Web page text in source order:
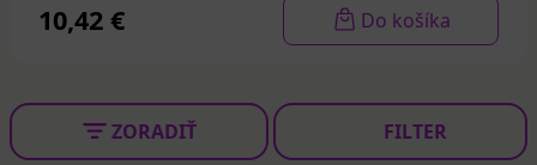
10,42 € Do košíka
ZORADIŤ FILTER